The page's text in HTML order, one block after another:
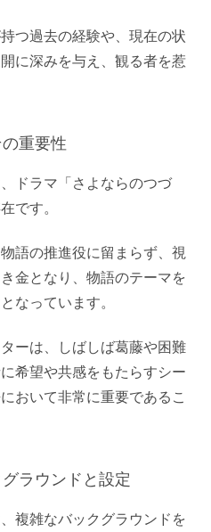
つ過去の経験や、現在の状
に深みを与え、観る者を惹
重要性
ドラマ「さよならのつづ
です。
語の推進役に留まらず、視
金となり、物語のテーマを
なっています。
ーは、しばしば葛藤や困難
希望や共感をもたらすシー
おいて非常に重要であるこ
ラウンドと設定
複雑なバックグラウンドを